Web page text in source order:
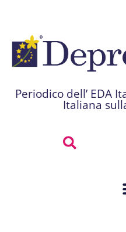
Periodico dell’ EDA
Italiana